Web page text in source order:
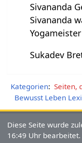
Sivananda
Sivananda
Sukadev
Kategorien: Seiten,
Bewusst Leben
Diese Seite wurde
16:49 Uhr bearbeitet.